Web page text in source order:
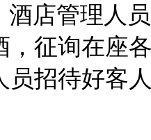
酒店管理人
，征询在座
员招待好客